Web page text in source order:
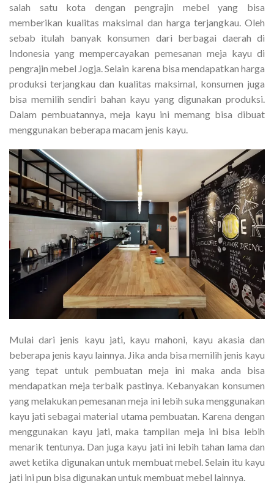
salah satu kota dengan pengrajin mebel yang bisa
memberikan kualitas maksimal dan harga terjangkau. Oleh
sebab itulah banyak konsumen dari berbagai daerah di
Indonesia yang mempercayakan pemesanan meja kayu di
pengrajin mebel Jogja. Selain karena bisa mendapatkan harga
produksi terjangkau dan kualitas maksimal, konsumen juga
bisa memilih sendiri bahan kayu yang digunakan produksi.
Dalam pembuatannya, meja kayu ini memang bisa dibuat
menggunakan beberapa macam jenis kayu.
Mulai dari jenis kayu jati, kayu mahoni, kayu akasia dan
beberapa jenis kayu lainnya. Jika anda bisa memilih jenis kayu
yang tepat untuk pembuatan meja ini maka anda bisa
mendapatkan meja terbaik pastinya. Kebanyakan konsumen
yang melakukan pemesanan meja ini lebih suka menggunakan
kayu jati sebagai material utama pembuatan. Karena dengan
menggunakan kayu jati, maka tampilan meja ini bisa lebih
menarik tentunya. Dan juga kayu jati ini lebih tahan lama dan
awet ketika digunakan untuk membuat mebel. Selain itu kayu
jati ini pun bisa digunakan untuk membuat mebel lainnya.